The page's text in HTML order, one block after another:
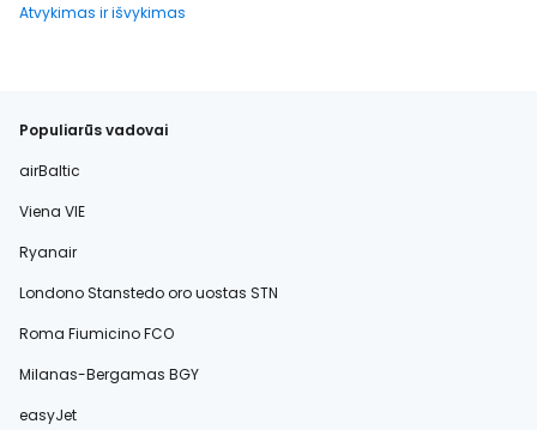
Atvykimas ir išvykimas
Populiarūs vadovai
airBaltic
Viena VIE
Ryanair
Londono Stanstedo oro uostas STN
Roma Fiumicino FCO
Milanas-Bergamas BGY
easyJet